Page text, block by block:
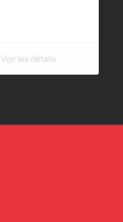
Voir les détails